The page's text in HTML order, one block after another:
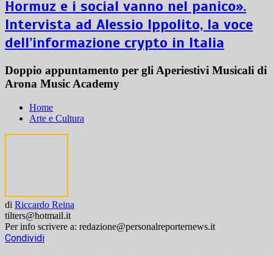
Hormuz e i social vanno nel panico».
Intervista ad Alessio Ippolito, la voce
dell’informazione crypto in Italia
Doppio appuntamento per gli Aperiestivi Musicali di
Arona Music Academy
Home
Arte e Cultura
di Riccardo Reina
tilters@hotmail.it
Per info scrivere a: redazione@personalreporternews.it
Condividi